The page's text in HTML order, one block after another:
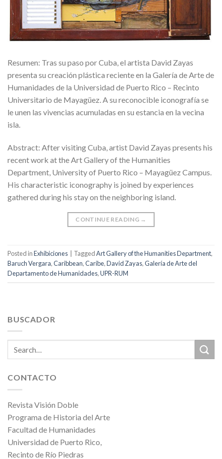
Resumen: Tras su paso por Cuba, el artista David Zayas
presenta su creación plástica reciente en la Galería de Arte de
Humanidades de la Universidad de Puerto Rico – Recinto
Universitario de Mayagüez. A su reconocible iconografía se
le unen las vivencias acumuladas en su estancia en la vecina
isla.
Abstract: After visiting Cuba, artist David Zayas presents his
recent work at the Art Gallery of the Humanities
Department, University of Puerto Rico – Mayagüez Campus.
His characteristic iconography is joined by experiences
gathered during his stay on the neighboring island.
CONTINUE READING →
Posted inExhibiciones TaggedArt Gallery of the Humanities Department,
Baruch Vergara,Caribbean,Caribe,David Zayas,Galería de Arte del
Departamento de Humanidades,UPR-RUM
BUSCADOR
CONTACTO
Revista Visión Doble
Programa de Historia del Arte
Facultad de Humanidades
Universidad de Puerto Rico,
Recinto de Río Piedras